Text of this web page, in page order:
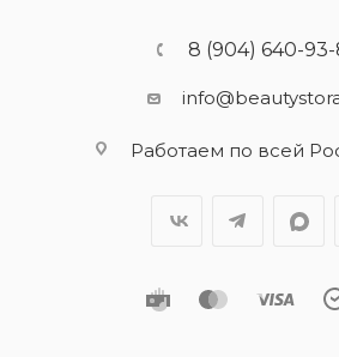
8 (904) 640-
Работаем по всей